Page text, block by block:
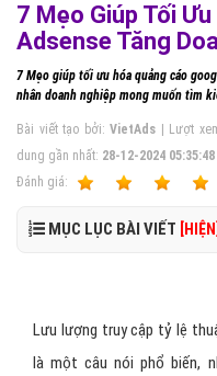
7 Mẹo Giúp Tối
Adsense Tăng
7 Mẹo giúp tối ưu hóa quảng cáo
nhân doanh nghiệp mong muốn tìm
Bài viết tạo bởi:VietAds | Lượt
dung gần nhất: 28-12-2024 05:35:48
Ðánh giá:
MỤC LỤC BÀI VIẾT [HIỆN]
Lưu lượng truy cập tỷ lệ
là một câu nói phổ biến,